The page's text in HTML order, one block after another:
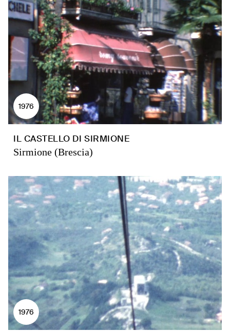
1976
IL CASTELLO DI SIRMIONE
Sirmione (Brescia)
1976